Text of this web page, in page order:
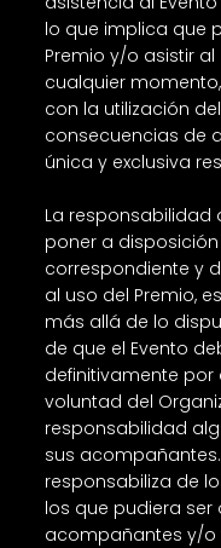
lo que implica que
Premio y/o asistir
cualquier
con la utilización
consecuencias de
única y exclusiva
La responsabilidad
poner a
correspondiente y
al uso del Premio,
más allá de lo
de que el Evento
definitivamente
voluntad del
responsabilidad
sus
responsabiliza de
los que pudiera
acompañantes y/o